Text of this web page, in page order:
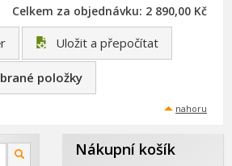
Celkem za objednávku: 2 890,00 Kč
Uložit a přepočítat
položky
nahoru
OK Nákupní košík